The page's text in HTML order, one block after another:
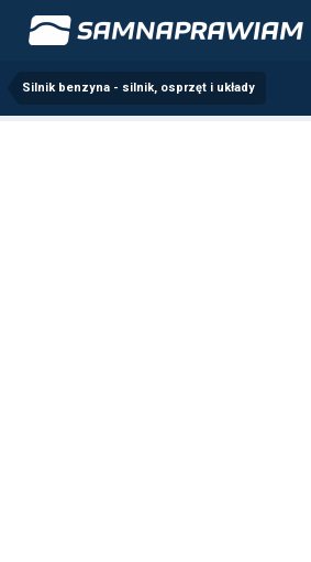
Silnik benzyna - silnik, osprzęt i układy